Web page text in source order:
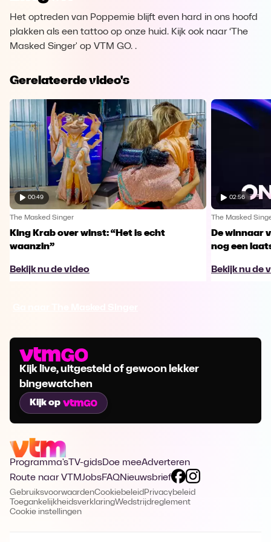
Het optreden van Poppemie blijft even hard in ons hoofd
plakken als een tattoo op onze huid. Kijk ook naar ‘The
Masked Singer' op VTM GO. .
Gerelateerde video's
00:49
The Masked Singer
King Krab over winst: “Het is echt
waanzin”
Bekijk nu de video
02:56
The Masked
De winnaar
nog een
Bekijk nu de
Kijk live, uitgesteld of gewoon lekker
bingewatchen
Kijk op
Programma's TV-gidsDoe meeAdverteren
Route naar VTMJobsFAQNieuwsbrief
GebruiksvoorwaardenCookiebeleid Privacybeleid
ToegankelijkheidsverklaringWedstrijdreglement
Cookie instellingen